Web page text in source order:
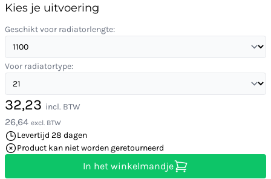
Kies je uitvoering
Geschikt voor radiatorlengte:
Voor radiatortype:
32,23 incl. BTW
26,64 excl. BTW
Levertijd 28 dagen
Product kan niet worden geretourneerd
In het winkelmandje